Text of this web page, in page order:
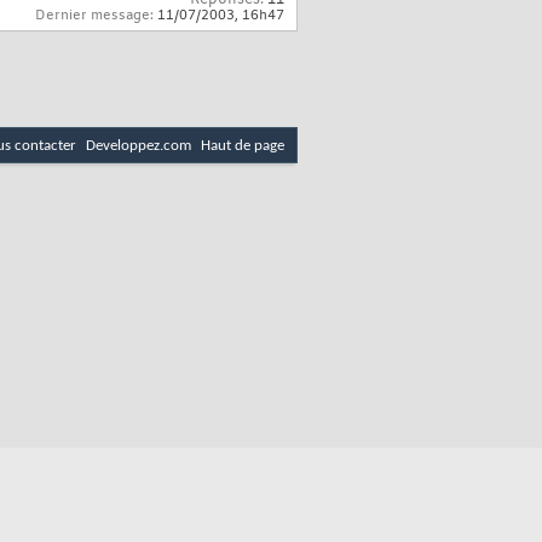
Dernier message: 11/07/2003, 16h47
contacter Developpez.com Haut de page